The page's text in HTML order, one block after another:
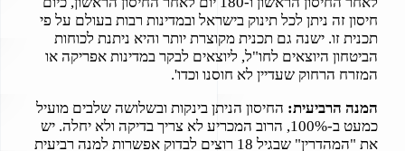
חיסון זה ניתן לכל תינוק בישראל ובמדינות רבות בעולם על פי
תכנית זו. ישנה גם תכנית מקוצרת יותר והיא ניתנת לכוחות
הביטחון היוצאים לחו"ל, ליוצאים לבקר במדינות אפריקה או
המזרח הרחוק שעדיין לא חוסנו וכדו'.
המנה הרביעית: החיסון הניתן בינקות ובשלושה שלבים מועיל
כמעט ב-100%, הרוב המכריע לא צריך בדיקה ולא יחלה. יש
את "המהדרין" שבגיל 18 רוצים לבדוק אפשרות למנה רביעית